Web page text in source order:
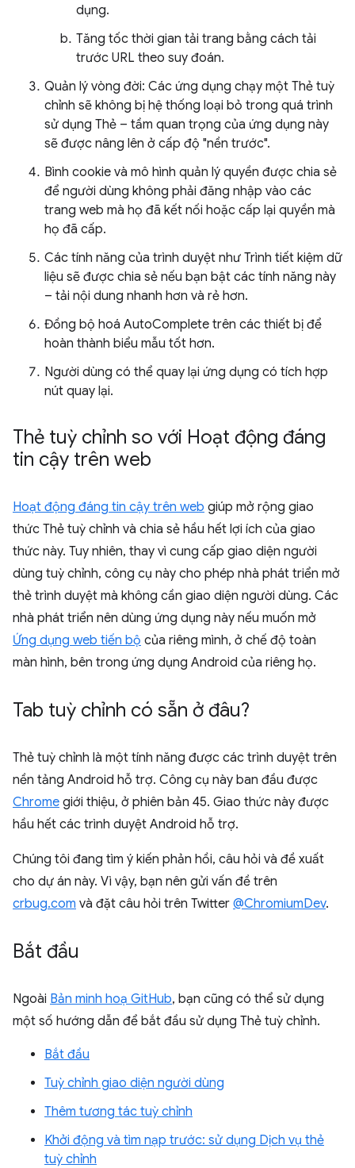
dụng.
Tăng tốc thời gian tải trang bằng cách tải
trước URL theo suy đoán.
Quản lý vòng đời: Các ứng dụng chạy một Thẻ tuỳ
chỉnh sẽ không bị hệ thống loại bỏ trong quá trình
sử dụng Thẻ – tầm quan trọng của ứng dụng này
sẽ được nâng lên ở cấp độ "nền trước".
Bình cookie và mô hình quản lý quyền được chia sẻ
để người dùng không phải đăng nhập vào các
trang web mà họ đã kết nối hoặc cấp lại quyền mà
họ đã cấp.
Các tính năng của trình duyệt như Trình tiết kiệm dữ
liệu sẽ được chia sẻ nếu bạn bật các tính năng này
– tải nội dung nhanh hơn và rẻ hơn.
Đồng bộ hoá AutoComplete trên các thiết bị để
hoàn thành biểu mẫu tốt hơn.
Người dùng có thể quay lại ứng dụng có tích hợp
nút quay lại.
Thẻ tuỳ chỉnh so với Hoạt động đáng
tin cậy trên web
Hoạt động đáng tin cậy trên web giúp mở rộng giao
thức Thẻ tuỳ chỉnh và chia sẻ hầu hết lợi ích của giao
thức này. Tuy nhiên, thay vì cung cấp giao diện người
dùng tuỳ chỉnh, công cụ này cho phép nhà phát triển mở
thẻ trình duyệt mà không cần giao diện người dùng. Các
nhà phát triển nên dùng ứng dụng này nếu muốn mở
Ứng dụng web tiến bộ của riêng mình, ở chế độ toàn
màn hình, bên trong ứng dụng Android của riêng họ.
Tab tuỳ chỉnh có sẵn ở đâu?
Thẻ tuỳ chỉnh là một tính năng được các trình duyệt trên
nền tảng Android hỗ trợ. Công cụ này ban đầu được
Chrome giới thiệu, ở phiên bản 45. Giao thức này được
hầu hết các trình duyệt Android hỗ trợ.
Chúng tôi đang tìm ý kiến phản hồi, câu hỏi và đề xuất
cho dự án này. Vì vậy, bạn nên gửi vấn đề trên
crbug.com và đặt câu hỏi trên Twitter @ChromiumDev.
Bắt đầu
Ngoài Bản minh hoạ GitHub, bạn cũng có thể sử dụng
một số hướng dẫn để bắt đầu sử dụng Thẻ tuỳ chỉnh.
Bắt đầu
Tuỳ chỉnh giao diện người dùng
Thêm tương tác tuỳ chỉnh
Khởi động và tìm nạp trước: sử dụng Dịch vụ thẻ
tuỳ chỉnh